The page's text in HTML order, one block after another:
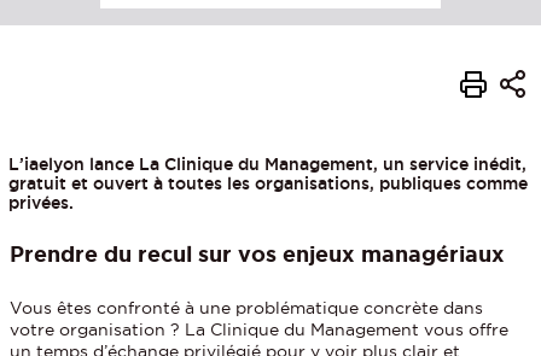
L’iaelyon lance La Clinique du Management, un service inédit,
gratuit et ouvert à toutes les organisations, publiques comme
privées.
Prendre du recul sur vos enjeux managériaux
Vous êtes confronté à une problématique concrète dans
votre organisation ? La Clinique du Management vous offre
un temps d’échange privilégié pour y voir plus clair et